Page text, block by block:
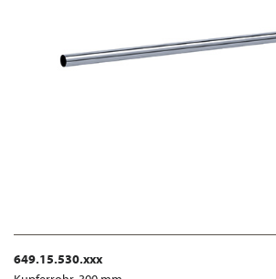
649.15.530.xxx